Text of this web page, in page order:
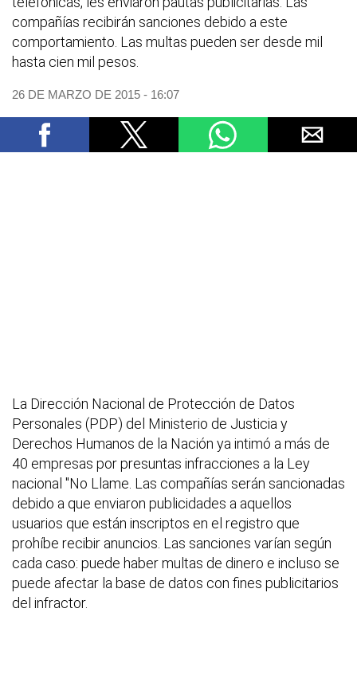
compañías recibirán sanciones debido a este
comportamiento. Las multas pueden ser desde mil
hasta cien mil pesos.
26 DE MARZO DE 2015 - 16:07
La Dirección Nacional de Protección de Datos
Personales (PDP) del Ministerio de Justicia y
Derechos Humanos de la Nación ya intimó a más de
40 empresas por presuntas infracciones a la Ley
nacional "No Llame. Las compañías serán sancionadas
debido a que enviaron publicidades a aquellos
usuarios que están inscriptos en el registro que
prohíbe recibir anuncios. Las sanciones varían según
cada caso: puede haber multas de dinero e incluso se
puede afectar la base de datos con fines publicitarios
del infractor.